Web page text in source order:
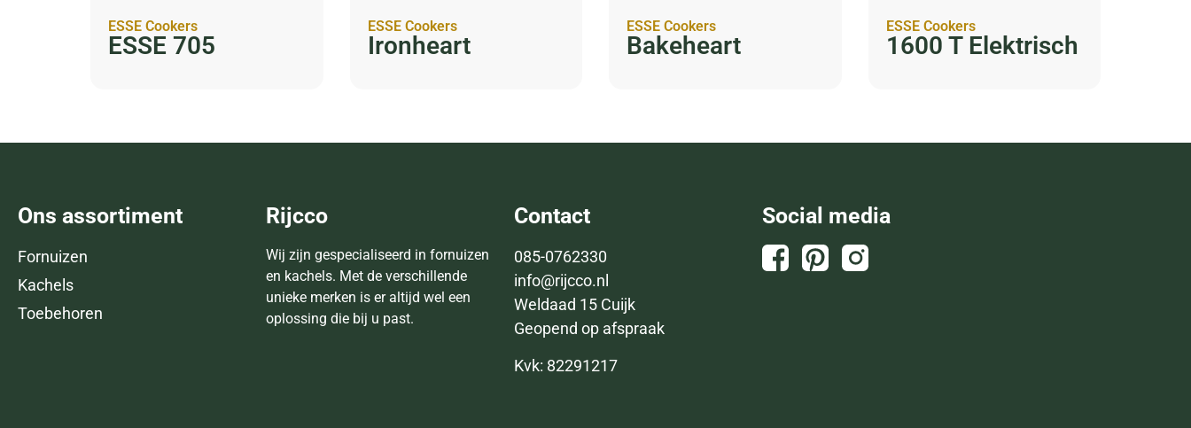
ESSE Cookers
ESSE 705
ESSE Cookers
Ironheart
ESSE Cookers
Bakeheart
ESSE Cookers
1600 T Elektrisch
Ons assortiment
Fornuizen
Kachels
Toebehoren
Rijcco
Wij zijn gespecialiseerd in fornuizen
en kachels. Met de verschillende
unieke merken is er altijd wel een
oplossing die bij u past.
Contact
085-0762330
info@rijcco.nl
Weldaad 15 Cuijk
Geopend op afspraak
Kvk: 82291217
Social media